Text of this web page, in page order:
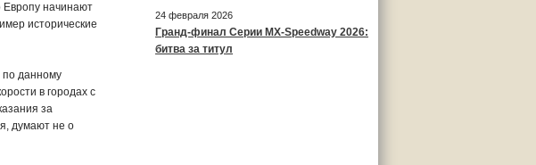
Европу начинают
исторические
по данному
в городах с
за
думают не о
24 февраля 2026
Гранд-финал Серии MX-Speedway 2026:
битва за титул